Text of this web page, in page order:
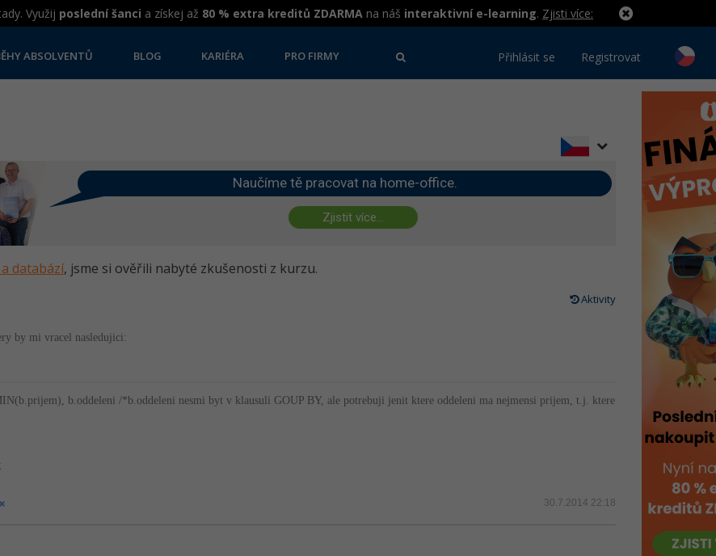
Využij poslední šanci a získej až 80 % extra kreditů ZDARMA na náš interaktivní e-learning. Zjisti více:
ABSOLVENTŮ BLOG KARIÉRA PRO FIRMY Přihlásit se Registrovat
Naučíme tě pracovat na home-office.
Zjistit více...
databází, jsme si ověřili nabyté zkušenosti z kurzu.
Aktivity
by mi vracel nasledujici:
b.oddeleni /*b.oddeleni nesmi byt v klausuli GOUP BY, ale potrebuji jenit ktere oddeleni ma nejmensi prijem, t.j. ktere
30.7.2014 22:18